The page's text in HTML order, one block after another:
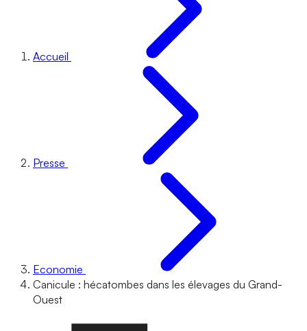
Accueil
Presse
Economie
Canicule : hécatombes dans les élevages du Grand-
Ouest